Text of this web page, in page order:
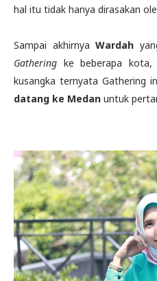
hal itu tidak hanya dirasakan
Sampai akhirnyaWardah
Gathering ke beberapa
kusangka ternyata Gathering
datang ke Medan untuk